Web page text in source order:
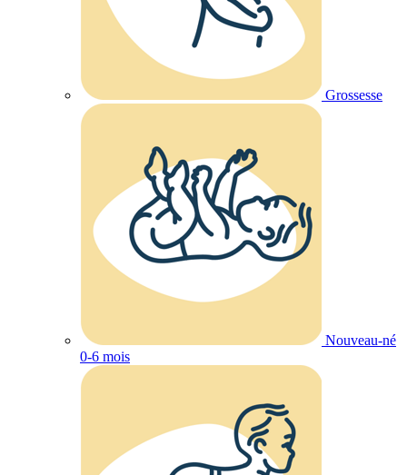
Grossesse
Nouveau-né
0-6 mois